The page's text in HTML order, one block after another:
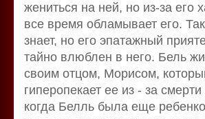
жениться на ней, но из-за его
все время обламывает его.
знает, но его эпатажный
тайно влюблен в него. Бель
своим отцом, Морисом,
гиперопекает ее из - за
когда Белль была еще